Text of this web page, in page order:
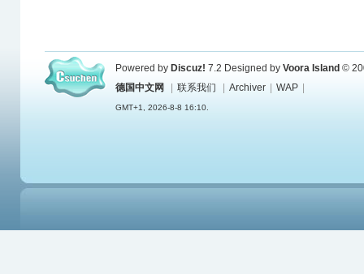
Powered by Discuz! 7.2 Designed by Voora Island ©
德国中文网
联系我们 Archiver WAP
GMT+1, 2026-8-8 16:10.